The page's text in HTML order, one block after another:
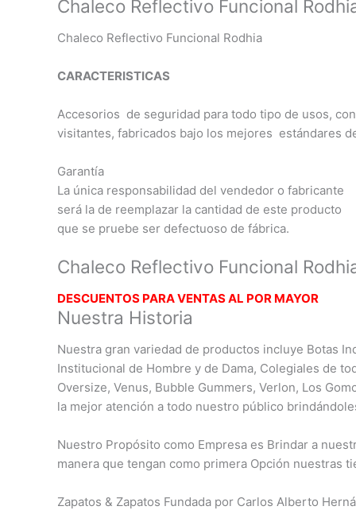
Chaleco Reflectivo Funcional
Chaleco Reflectivo Funcional Rodhia
CARACTERISTICAS
Accesorios de seguridad para todo tipo de usos,
visitantes, fabricados bajo los mejores estándares
Garantía
La única responsabilidad del vendedor o fabricante
será la de reemplazar la cantidad de este producto
que se pruebe ser defectuoso de fábrica.
Chaleco Reflectivo Funcional
DESCUENTOS PARA VENTAS AL POR MAYOR
Nuestra Historia
Nuestra gran variedad de productos incluye Botas
Institucional de Hombre y de Dama, Colegiales de
Oversize, Venus, Bubble Gummers, Verlon, Los
la mejor atención a todo nuestro público
Nuestro Propósito como Empresa es Brindar a
manera que tengan como primera Opción nuestras
Zapatos & Zapatos Fundada por Carlos Alberto